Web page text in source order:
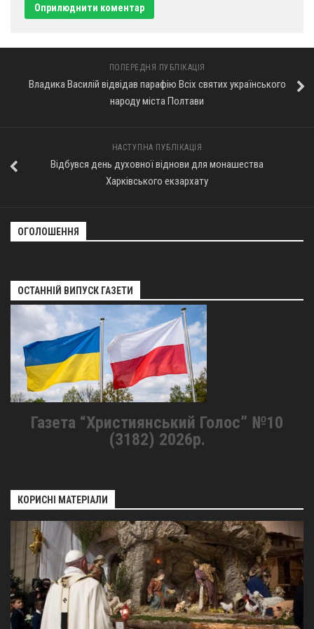
Оголошення
Трансляції
ПОПЕРЕДНЯ ПУБЛІКАЦІЯ
Владика Василій відвідав парафію Всіх святих українського
народу міста Полтави
НАСТУПНА ПУБЛІКАЦІЯ
Відбувся день духовної віднови для монашества
Харківського екзархату
ОГОЛОШЕННЯ
ОСТАННІЙ ВИПУСК ГАЗЕТИ
Газета “Християнський Голос” №10
(3182) 2026р.
КОРИСНІ МАТЕРІАЛИ